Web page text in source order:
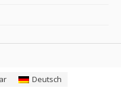
Deutsch